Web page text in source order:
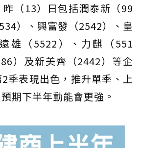
（13）日包括潤泰新（99
）、興富發（2542）、皇
雄（5522）、力麒（551
）及新美齊（2442）等企
季表現出色，推升單季、上
期下半年動能會更強。